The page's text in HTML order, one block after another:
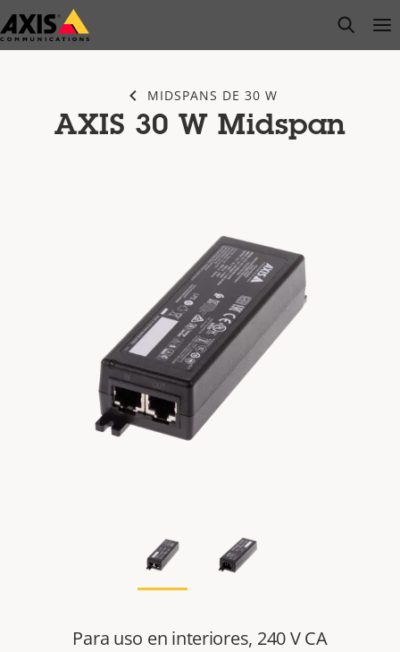
Saltar
al
open
MIDSPANS DE 30 W
AXIS 30 W Midspan
Para uso en interiores, 240 V CA